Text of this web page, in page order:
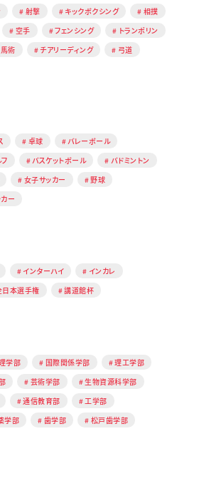
射撃 キックボクシング
相撲
空手 フェンシング
トランポリン
馬術 チアリーディング
弓道
卓球
バレーボール
バスケットボール
バドミントン
女子サッカー
野球
ー
インターハイ
インカレ
日本選手権 講道館杯
学部 国際関係学部
理工学部
芸術学部
生物資源科学部
通信教育部
工学部
学部 歯学部
松戸歯学部